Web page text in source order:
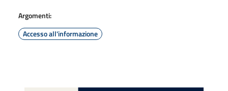
Argomenti:
Accesso all'informazione